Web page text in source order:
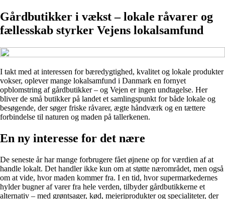
Gårdbutikker i vækst – lokale råvarer og
fællesskab styrker Vejens lokalsamfund
I takt med at interessen for bæredygtighed, kvalitet og lokale produkter
vokser, oplever mange lokalsamfund i Danmark en fornyet
opblomstring af gårdbutikker – og Vejen er ingen undtagelse. Her
bliver de små butikker på landet et samlingspunkt for både lokale og
besøgende, der søger friske råvarer, ægte håndværk og en tættere
forbindelse til naturen og maden på tallerkenen.
En ny interesse for det nære
De seneste år har mange forbrugere fået øjnene op for værdien af at
handle lokalt. Det handler ikke kun om at støtte nærområdet, men også
om at vide, hvor maden kommer fra. I en tid, hvor supermarkedernes
hylder bugner af varer fra hele verden, tilbyder gårdbutikkerne et
alternativ – med grøntsager, kød, mejeriprodukter og specialiteter, der